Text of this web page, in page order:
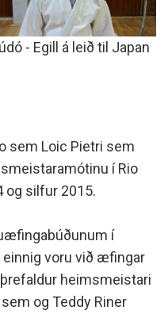
- Egill á leið til Japan
sem Loic Pietri sem
í Rio
og silfur 2015.
í
einnig voru við æfingar
heimsmeistari
og Teddy Riner